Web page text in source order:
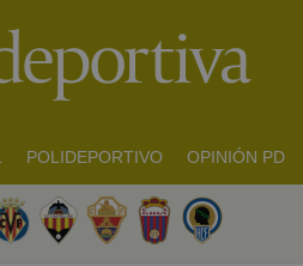
POLIDEPORTIVO OPINIÓN PD